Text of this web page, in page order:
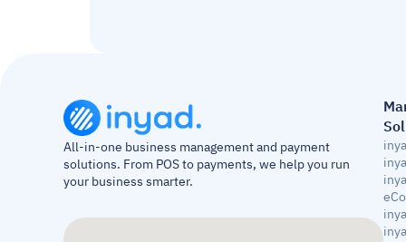
All-in-one business management and payment
solutions. From POS to payments, we help you run
your business smarter.